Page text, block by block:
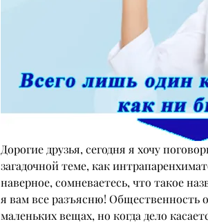
Дорогие друзья, сегодня я хочу
загадочной теме, как
наверное, сомневаетесь, что такое
я вам все разъясню! Общественность
маленьких вещах, но когда дело